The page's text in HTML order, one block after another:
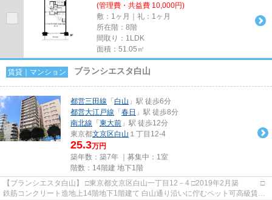
(管理費・共益費 10,000円)
敷：1ヶ月｜礼：1ヶ月
所在階：8階
間取り：1LDK
面積：51.05㎡
賃貸｜マンション ブランシエスタ白山
都営三田線 「 白山 」駅 徒歩6分
都営大江戸線 「 春日 」駅 徒歩8分
南北線 「 東大前 」駅 徒歩12分
東京都文京区白山 １丁目12-4
25.3万円
築年数：築7年 ｜募集中： 1室
階数：14階建 地下1階
【ブランシエスタ白山】 □東京都文京区白山一丁目12－4 □2019年2月築 □
鉄筋コンクリート造地上14階地下1階建て 白山通り沿いに佇むペット可高級賃貸